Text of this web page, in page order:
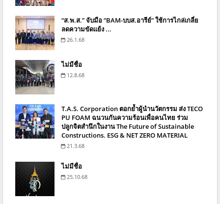
“ส.พ.ส.” จับมือ “BAM-บบส.อารีย์” ใช้การไกล่เกลี่ย
ลดความขัดแย้ง ...
26.1.68
ไม่มีชื่อ
12.8.68
T.A.S. Corporation ตอกย้ำผู้นำนวัตกรรม ส่ง TECO
PU FOAM ฉนวนกันความร้อนเพื่อคนไทย ร่วม
ปลูกจิตสำนึกในงาน The Future of Sustainable
Constructions. ESG & NET ZERO MATERIAL
21.3.68
ไม่มีชื่อ
25.10.68